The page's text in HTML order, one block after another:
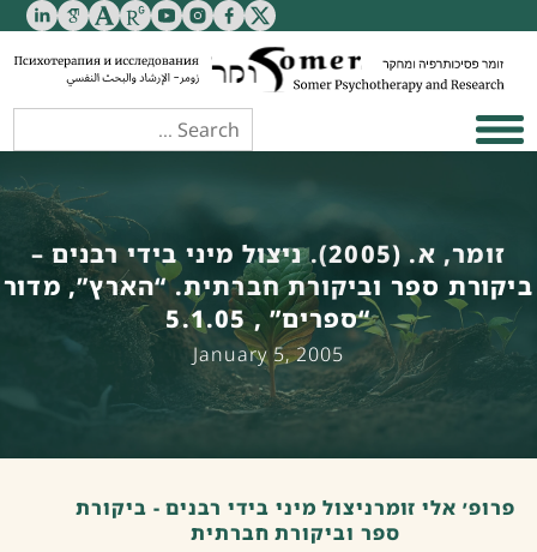
זומר, א. (2005). ניצול מיני בידי רבנים –
ביקורת ספר וביקורת חברתית. “הארץ”, מדור
“ספרים” , 5.1.05
January 5, 2005
פרופ׳ אלי זומרניצול מיני בידי רבנים - ביקורת
ספר וביקורת חברתית